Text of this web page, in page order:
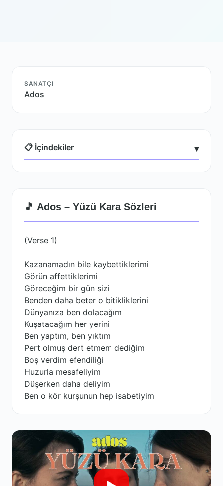
SANATÇI
Ados
📋 İçindekiler ▾
🎵 Ados – Yüzü Kara Sözleri
(Verse 1)
Kazanamadın bile kaybettiklerimi
Görün affettiklerimi
Göreceğim bir gün sizi
Benden daha beter o bitikliklerini
Dünyanıza ben dolacağım
Kuşatacağım her yerini
Ben yaptım, ben yıktım
Pert olmuş dert etmem dediğim
Boş verdim efendiliği
Huzurla mesafeliyim
Düşerken daha deliyim
Ben o kör kurşunun hep isabetiyim